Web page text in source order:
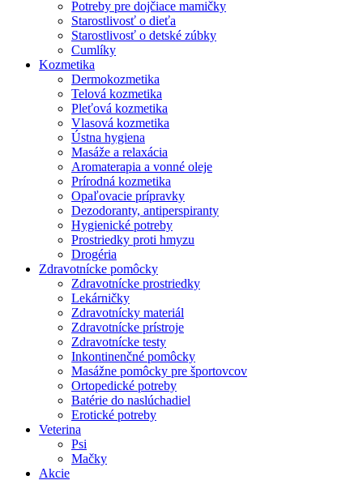
Potreby pre dojčiace mamičky
Starostlivosť o dieťa
Starostlivosť o detské zúbky
Cumlíky
Kozmetika
Dermokozmetika
Telová kozmetika
Pleťová kozmetika
Vlasová kozmetika
Ústna hygiena
Masáže a relaxácia
Aromaterapia a vonné oleje
Prírodná kozmetika
Opaľovacie prípravky
Dezodoranty, antiperspiranty
Hygienické potreby
Prostriedky proti hmyzu
Drogéria
Zdravotnícke pomôcky
Zdravotnícke prostriedky
Lekárničky
Zdravotnícky materiál
Zdravotnícke prístroje
Zdravotnícke testy
Inkontinenčné pomôcky
Masážne pomôcky pre športovcov
Ortopedické potreby
Batérie do naslúchadiel
Erotické potreby
Veterina
Psi
Mačky
Akcie